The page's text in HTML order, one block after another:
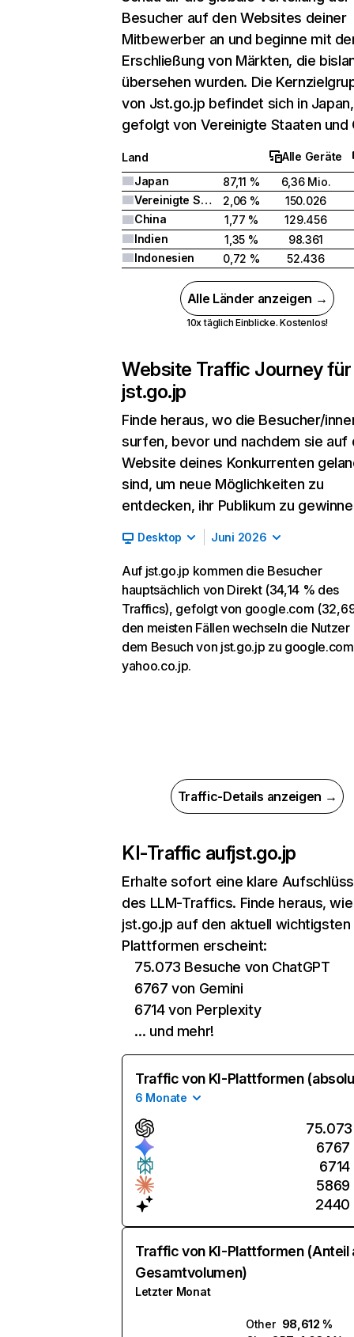
Besucher auf den Websites deiner
Mitbewerber an und beginne mit
Erschließung von Märkten, die
übersehen wurden. Die
von Jst.go.jp befindet sich in Japan,
gefolgt von Vereinigte Staaten und
Land
Alle Geräte
Japan
87,11 %
6,36 Mio.
Vereinigte Staaten
2,06 %
150.026
China
1,77 %
129.456
Indien
1,35 %
98.361
Indonesien
0,72 % 52.436
Alle Länder anzeigen →
10x täglich Einblicke. Kostenlos!
Website Traffic Journey für
jst.go.jp
Finde heraus, wo die Besucher/
surfen, bevor und nachdem sie auf
Website deines Konkurrenten
sind, um neue Möglichkeiten zu
entdecken, ihr Publikum zu
Desktop Juni 2026
Auf jst.go.jp kommen die Besucher
hauptsächlich von Direkt (34,14 % des
Traffics), gefolgt von google.com
den meisten Fällen wechseln die Nutzer
dem Besuch von jst.go.jp zu
yahoo.co.jp.
Traffic-Details anzeigen →
KI-Traffic aufjst.go.jp
Erhalte sofort eine klare
des LLM-Traffics. Finde heraus, wie
jst.go.jp auf den aktuell wichtigsten
Plattformen erscheint:
75.073 Besuche von ChatGPT
6767 von Gemini
6714 von Perplexity
… und mehr!
Traffic von KI-Plattformen
6 Monate
75.073
6767
6714
5869
2440
Traffic von KI-Plattformen (Anteil
Gesamtvolumen)
Letzter Monat
Other 98,612 %